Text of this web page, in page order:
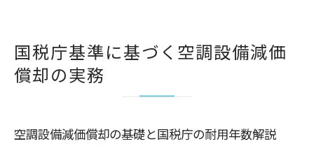
国税庁基準に基づく空調設備減価
償却の実務
空調設備減価償却の基礎と国税庁の耐用年数解説